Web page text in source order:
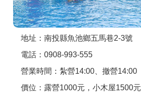
APP下載
地址：南投縣魚池鄉五馬巷2-3號
電話：0908-993-555
營業時間：紮營14:00、撤營14:00
價位：露營1000元，小木屋1500元